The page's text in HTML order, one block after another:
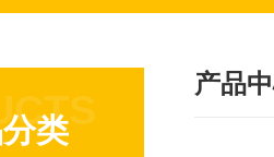
类
产品